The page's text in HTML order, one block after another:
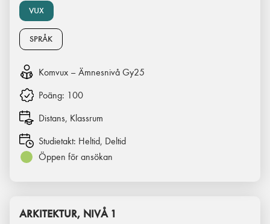
VUX
SPRÅK
Komvux – Ämnesnivå Gy25
Poäng: 100
Distans, Klassrum
Studietakt: Heltid, Deltid
Öppen för ansökan
ARKITEKTUR, NIVÅ 1